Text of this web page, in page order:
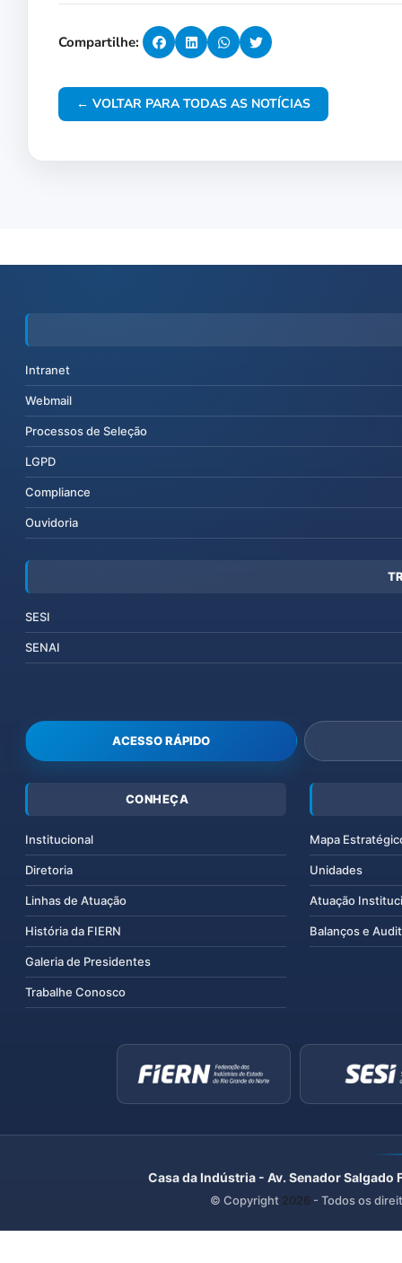
Compartilhe:
← VOLTAR PARA TODAS AS NOTÍCIAS
Intranet
Webmail
Processos de Seleção
LGPD
Compliance
Ouvidoria
SESI
SENAI
ACESSO RÁPIDO
CONHEÇA
Institucional
Diretoria
Linhas de Atuação
História da FIERN
Galeria de Presidentes
Trabalhe Conosco
Mapa
Unidades
Atuação
Balanços e
Casa da Indústria - Av. Senador
© Copyright 2026 - Todos os